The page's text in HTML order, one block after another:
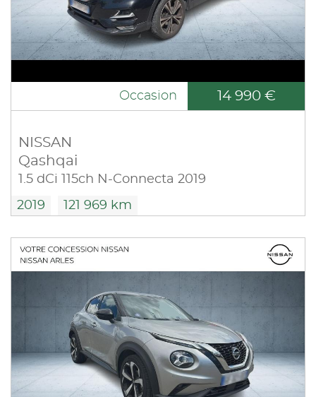
Occasion 14 990 €
NISSAN
Qashqai
1.5 dCi 115ch N-Connecta 2019
2019 121 969 km